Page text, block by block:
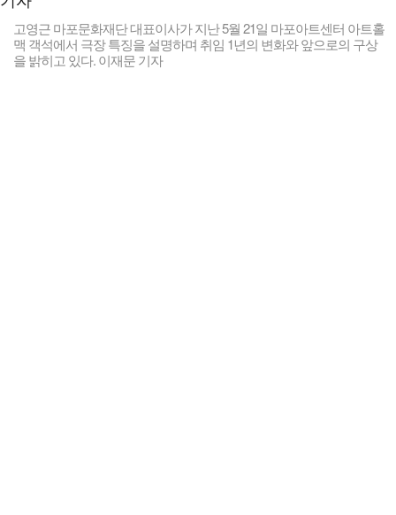
고영근 마포문화재단 대표이사가 지난 5월 21일 마포아트센터 아트홀
맥 객석에서 극장 특징을 설명하며 취임 1년의 변화와 앞으로의 구상
을 밝히고 있다. 이재문 기자